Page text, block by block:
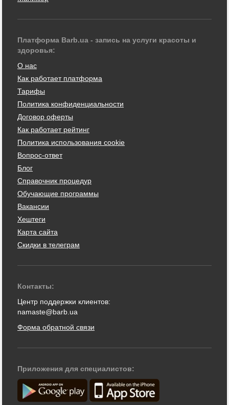
Платформа Barb.ua - запись на услуги красоты и
здоровья:
О нас
Как работает платформа
Тарифы
Политика конфиденциальности
Договор оферты
Как работает рейтинг
Политика использования cookie
Вопрос-ответ
Блог
Справочник процедур
Обучающие программы
Вакансии
Хештеги
Карта сайта
Скидки в телеграм
Контакты:
Центр поддержки клиентов:
namaste@barb.ua
Форма обратной связи
Приложения для специалистов: